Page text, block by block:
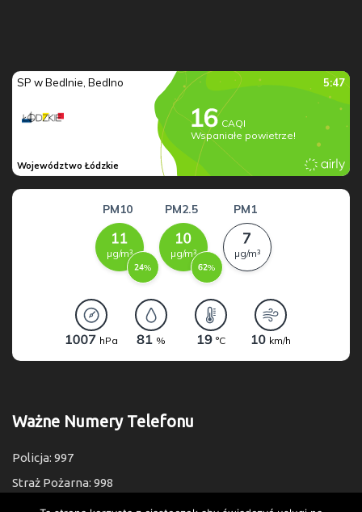
Ważne Numery Telefonu
Policja: 997
Straż Pożarna: 998
Pogotowie: 999